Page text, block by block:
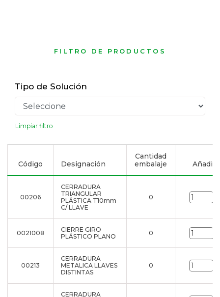
FILTRO DE PRODUCTOS
Tipo de Solución
Limpiar filtro
Código Designación
Cantidad
embalaje
Añadir
00206
CERRADURA
TRIANGULAR
PLÁSTICA T10mm
C/ LLAVE
0
0021008
CIERRE GIRO
PLÁSTICO PLANO
0
00213
CERRADURA
METALICA LLAVES
DISTINTAS
0
CERRADURA